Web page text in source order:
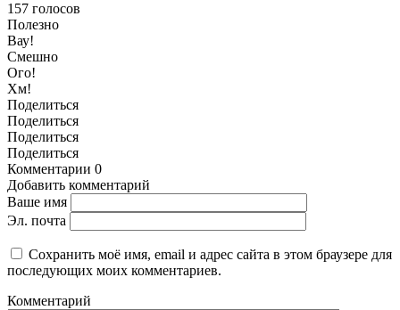
157 голосов
Полезно
Вау!
Смешно
Ого!
Хм!
Поделиться
Поделиться
Поделиться
Поделиться
Комментарии 0
Добавить комментарий
Ваше имя
Эл. почта
Сохранить моё имя, email и адрес сайта в этом браузере для
последующих моих комментариев.
Комментарий